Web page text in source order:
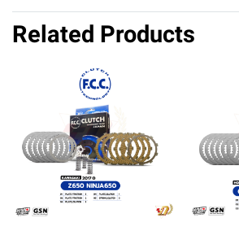
Related Products